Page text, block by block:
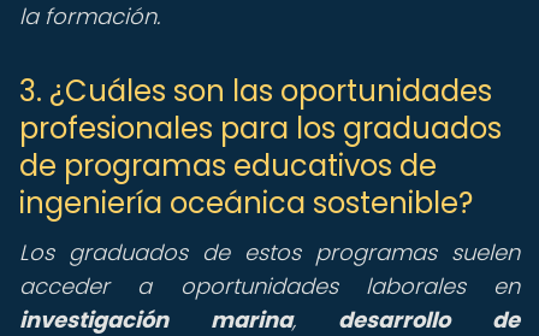
la formación.
3. ¿Cuáles son las oportunidades
profesionales para los graduados
de programas educativos de
ingeniería oceánica sostenible?
Los graduados de estos programas suelen
acceder a oportunidades laborales en
investigación marina, desarrollo de